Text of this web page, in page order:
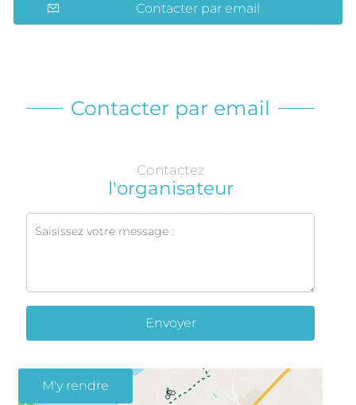
Contacter par email
Contacter par email
Contactez
l'organisateur
Envoyer
M'y rendre